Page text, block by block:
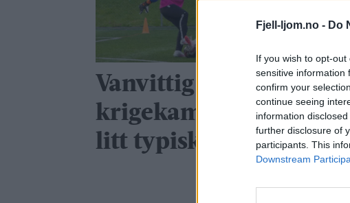
Fjell-ljom.no - Do
If you wish to opt-
sensitive information
confirm your
continue seeing
information
further disclosure of
participants. This
Downstream
Vanvittig målfest i
krigekamp: – Det er
litt typisk oss